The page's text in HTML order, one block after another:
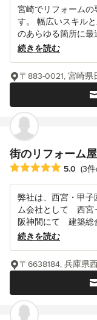
宮崎でリフォームの
す。 幅広いスキル
のあらゆる箇所に最
続きを読む
〒883-0021, 宮崎県
街のリフォーム
平均評価：5つ星中
5.0 (3
弊社は、西宮・甲
ム会社として 西宮
阪神間にて 建築総
続きを読む
〒6638184, 兵庫県